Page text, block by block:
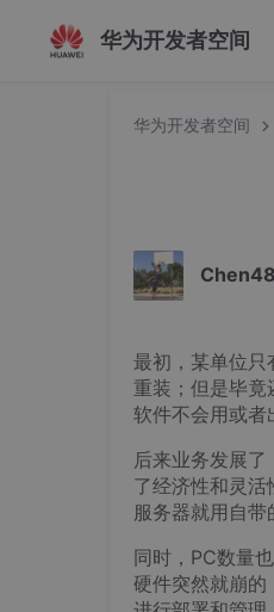
华为开发者空间
华为开发者空间
最初，某单位只
重装；但是毕竟
软件不会用或者
后来业务发展
了经济性和灵活
服务器就用自带
同时，PC数量
硬件突然就崩的